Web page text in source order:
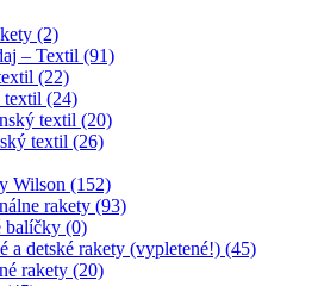
(2)
– Textil (91)
(22)
textil (24)
textil (20)
textil (26)
Wilson (152)
rakety (93)
balíčky (0)
a detské rakety (vypletené!) (45)
rakety (20)